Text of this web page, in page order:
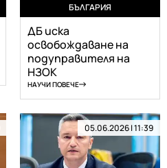
БЪЛГАРИЯ
ДБ иска
освобождаване на
подуправителя на
НЗОК
НАУЧИ ПОВЕЧЕ
05.06.2026 | 11:39